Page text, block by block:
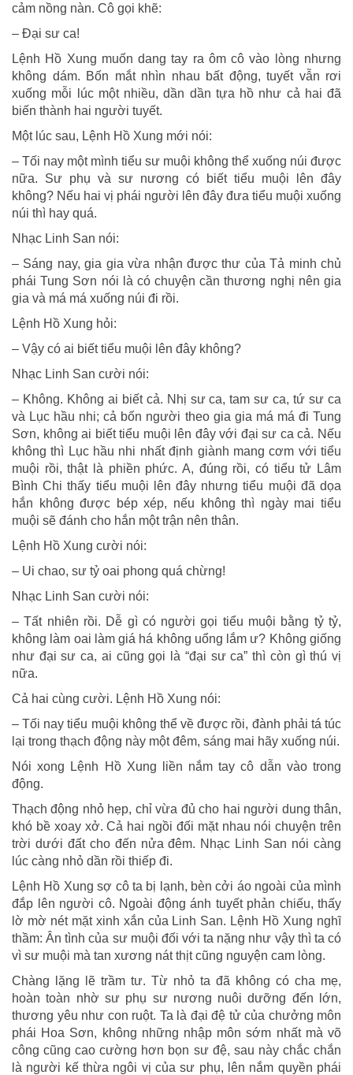
cảm nồng nàn. Cô gọi khẽ:
– Đại sư ca!
Lệnh Hồ Xung muốn dang tay ra ôm cô vào lòng nhưng
không dám. Bốn mắt nhìn nhau bất động, tuyết vẫn rơi
xuống mỗi lúc một nhiều, dần dần tựa hồ như cả hai đã
biến thành hai người tuyết.
Một lúc sau, Lệnh Hồ Xung mới nói:
– Tối nay một mình tiểu sư muội không thể xuống núi được
nữa. Sư phụ và sư nương có biết tiểu muội lên đây
không? Nếu hai vị phái người lên đây đưa tiểu muội xuống
núi thì hay quá.
Nhạc Linh San nói:
– Sáng nay, gia gia vừa nhận được thư của Tả minh chủ
phái Tung Sơn nói là có chuyện cần thương nghị nên gia
gia và má má xuống núi đi rồi.
Lệnh Hồ Xung hỏi:
– Vậy có ai biết tiểu muội lên đây không?
Nhạc Linh San cười nói:
– Không. Không ai biết cả. Nhị sư ca, tam sư ca, tứ sư ca
và Lục hầu nhi; cả bốn người theo gia gia má má đi Tung
Sơn, không ai biết tiểu muội lên đây với đại sư ca cả. Nếu
không thì Lục hầu nhi nhất định giành mang cơm với tiểu
muội rồi, thật là phiền phức. A, đúng rồi, có tiểu tử Lâm
Bình Chi thấy tiểu muội lên đây nhưng tiểu muội đã dọa
hắn không được bép xép, nếu không thì ngày mai tiểu
muội sẽ đánh cho hắn một trận nên thân.
Lệnh Hồ Xung cười nói:
– Ui chao, sư tỷ oai phong quá chừng!
Nhạc Linh San cười nói:
– Tất nhiên rồi. Dễ gì có người gọi tiểu muội bằng tỷ tỷ,
không làm oai làm giá há không uổng lắm ư? Không giống
như đại sư ca, ai cũng gọi là “đại sư ca” thì còn gì thú vị
nữa.
Cả hai cùng cười. Lệnh Hồ Xung nói:
– Tối nay tiểu muội không thể về được rồi, đành phải tá túc
lại trong thạch động này một đêm, sáng mai hãy xuống núi.
Nói xong Lệnh Hồ Xung liền nắm tay cô dẫn vào trong
động.
Thạch động nhỏ hẹp, chỉ vừa đủ cho hai người dung thân,
khó bề xoay xở. Cả hai ngồi đối mặt nhau nói chuyện trên
trời dưới đất cho đến nửa đêm. Nhạc Linh San nói càng
lúc càng nhỏ dần rồi thiếp đi.
Lệnh Hồ Xung sợ cô ta bị lạnh, bèn cởi áo ngoài của mình
đắp lên người cô. Ngoài động ánh tuyết phản chiếu, thấy
lờ mờ nét mặt xinh xắn của Linh San. Lệnh Hồ Xung nghĩ
thầm: Ân tình của sư muội đối với ta nặng như vậy thì ta có
vì sư muội mà tan xương nát thịt cũng nguyện cam lòng.
Chàng lặng lẽ trầm tư. Từ nhỏ ta đã không có cha mẹ,
hoàn toàn nhờ sư phụ sư nương nuôi dưỡng đến lớn,
thương yêu như con ruột. Ta là đại đệ tử của chưởng môn
phái Hoa Sơn, không những nhập môn sớm nhất mà võ
công cũng cao cường hơn bọn sư đệ, sau này chắc chắn
là người kế thừa ngôi vị của sư phụ, lên nắm quyền phái